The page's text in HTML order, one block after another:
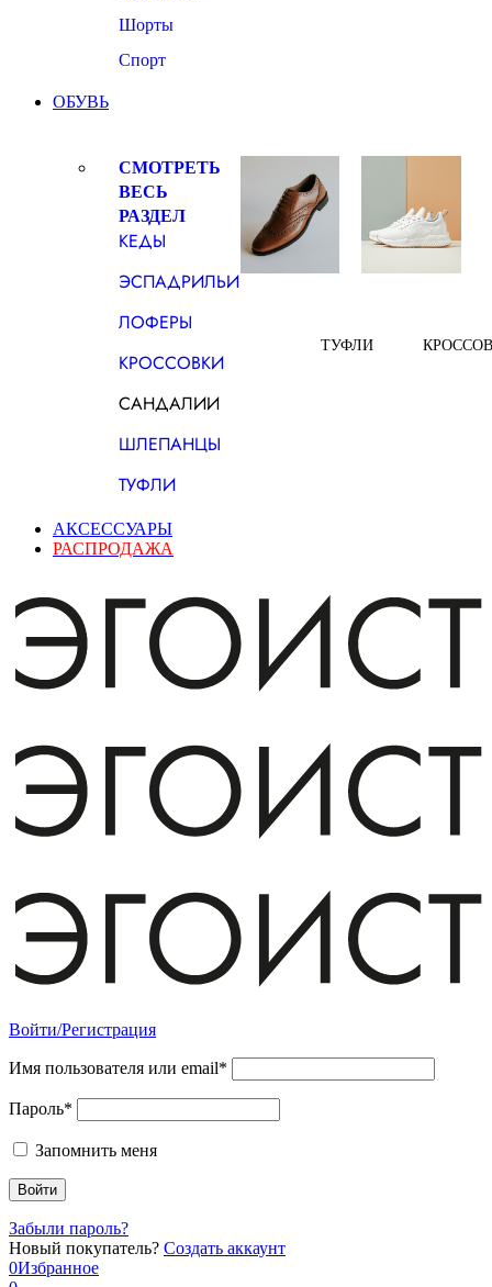
Шорты
Спорт
ОБУВЬ
СМОТРЕТЬ
ВЕСЬ
РАЗДЕЛ
КЕДЫ
ЭСПАДРИЛЬИ
ЛОФЕРЫ
КРОССОВКИ
САНДАЛИИ
ШЛЕПАНЦЫ
ТУФЛИ
ТУФЛИ
АКСЕССУАРЫ
РАСПРОДАЖА
Войти/Регистрация
Имя пользователя или email*
Пароль*
Запомнить меня
Забыли пароль?
Новый покупатель? Создать аккаунт
0Избранное